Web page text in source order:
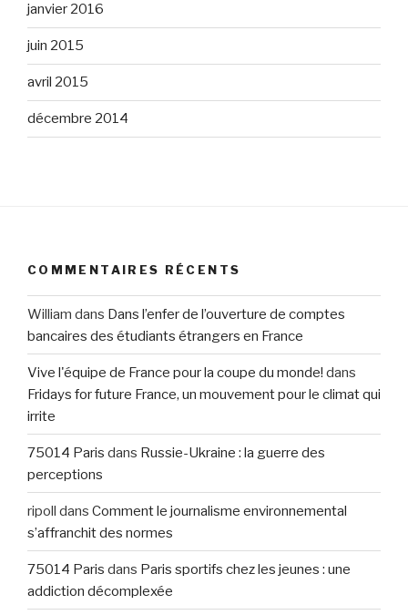
janvier 2016
juin 2015
avril 2015
décembre 2014
COMMENTAIRES RÉCENTS
William dans Dans l’enfer de l’ouverture de comptes
bancaires des étudiants étrangers en France
Vive l'équipe de France pour la coupe du monde! dans
Fridays for future France, un mouvement pour le climat qui
irrite
75014 Paris dans Russie-Ukraine : la guerre des
perceptions
ripoll dans Comment le journalisme environnemental
s’affranchit des normes
75014 Paris dans Paris sportifs chez les jeunes : une
addiction décomplexée